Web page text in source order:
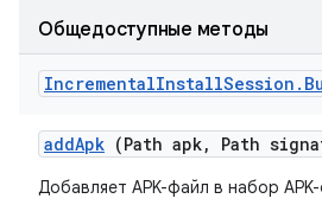
Общедоступные методы
IncrementalInstallSession .
addApk (Path apk, Path
Добавляет APK-файл в набор